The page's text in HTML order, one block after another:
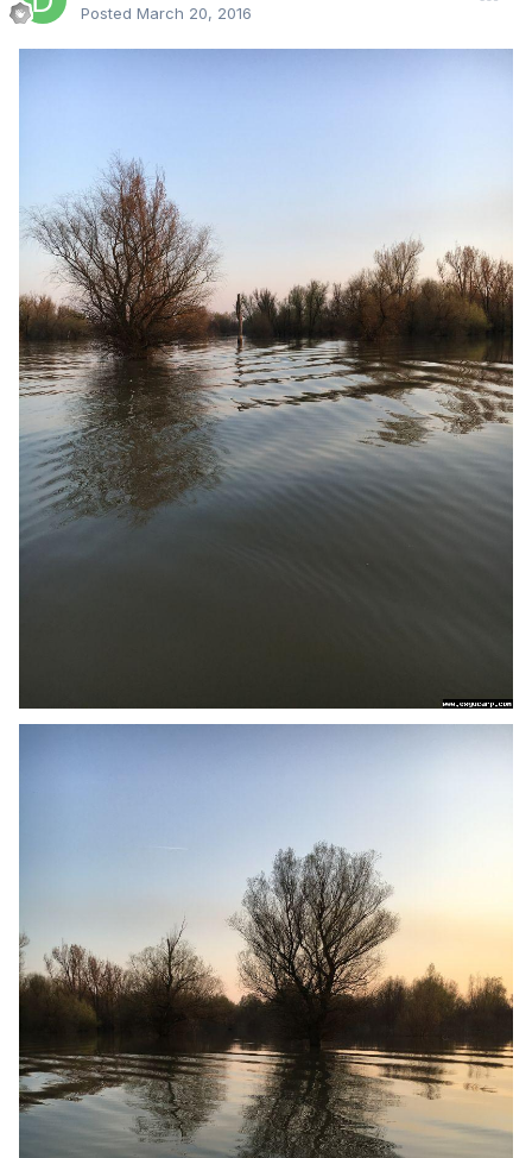
Posted March 20, 2016